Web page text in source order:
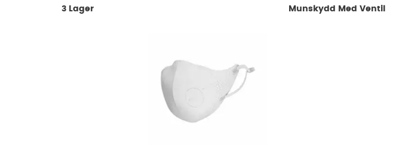
3 Lager Munskydd Med Ventil